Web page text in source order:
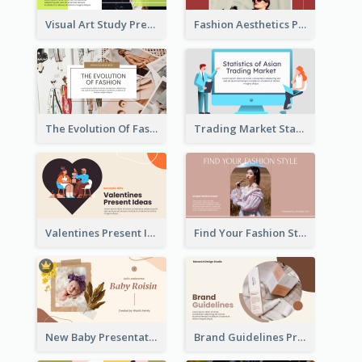
Visual Art Study Presentation Fashion Aesthetics Presentation
The Evolution Of Fashion Presentation Trading Market Statistics Presentation
Valentines Present Ideas Presentation Find Your Fashion Style Presentation
New Baby Presentation Brand Guidelines Presentation